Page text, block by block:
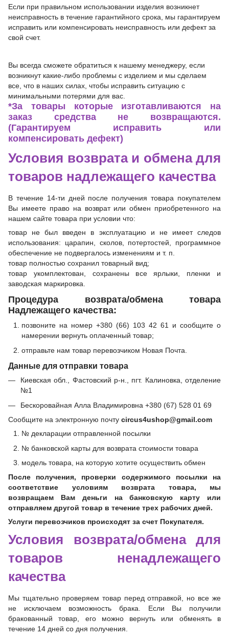
Если при правильном использовании изделия возникнет
неисправность в течение гарантийного срока, мы гарантируем
исправить или компенсировать неисправность или дефект за
свой счет.
Вы всегда сможете обратиться к нашему менеджеру, если
возникнут какие-либо проблемы с изделием и мы сделаем
все, что в наших силах, чтобы исправить ситуацию с
минимальными потерями для вас.
*За товары которые изготавливаются на
заказ средства не возвращаются.
(Гарантируем исправить или
компенсировать дефект)
Условия возврата и обмена для
товаров надлежащего качества
В течение 14-ти дней после получения товара покупателем
Вы имеете право на возврат или обмен приобретенного на
нашем сайте товара при условии что:
товар не был введен в эксплуатацию и не имеет следов
использования: царапин, сколов, потертостей, программное
обеспечение не подвергалось изменениям и т. п.
товар полностью сохранил товарный вид;
товар укомплектован, сохранены все ярлыки, пленки и
заводская маркировка.
Процедура возврата/обмена товара
Надлежащего качества:
позвоните на номер +380 (66) 103 42 61 и сообщите о
намерении вернуть оплаченный товар;
отправьте нам товар перевозчиком Новая Почта.
Данные для отправки товара
Киевская обл., Фастовский р-н., пгт. Калиновка, отделение
№1
Бескоровайная Алла Владимировна +380 (67) 528 01 69
Сообщите на электронную почту circus4ushop@gmail.com
№ декларации отправленной посылки
№ банковской карты для возврата стоимости товара
модель товара, на которую хотите осуществить обмен
После получения, проверки содержимого посылки на
соответствие условиям возврата товара, мы
возвращаем Вам деньги на банковскую карту или
отправляем другой товар в течение трех рабочих дней.
Услуги перевозчиков происходят за счет Покупателя.
Условия возврата/обмена для
товаров ненадлежащего
качества
Мы тщательно проверяем товар перед отправкой, но все же
не исключаем возможность брака. Если Вы получили
бракованный товар, его можно вернуть или обменять в
течение 14 дней со дня получения.